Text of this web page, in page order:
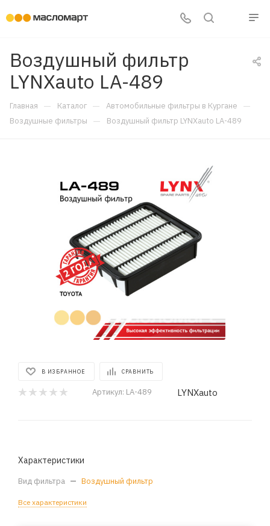
Воздушный фильтр
LYNXauto LA-489
Главная — Каталог — Автомобильные фильтры в Кургане —
Воздушные фильтры — Воздушный фильтр LYNXauto LA-489
В ИЗБРАННОЕ СРАВНИТЬ
Артикул: LA-489 LYNXauto
Характеристики
Вид фильтра — Воздушный фильтр
Все характеристики